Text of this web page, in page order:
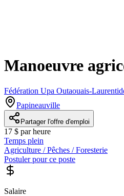
Manoeuvre
Fédération Upa Outaouais-
Papineauville
Partager l'offre d'emploi
17 $ par heure
Temps plein
Agriculture / Pêches / Foresterie
Postuler pour ce poste
Salaire